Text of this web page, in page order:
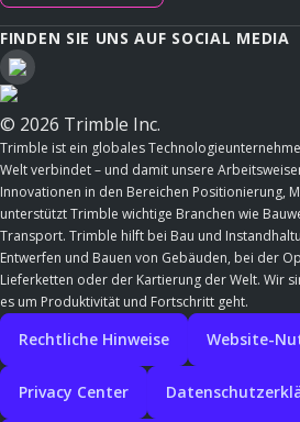
FINDEN SIE UNS AUF SOCIAL MEDIA
© 2026 Trimble Inc.
Trimble ist ein globales
Welt verbindet – und damit unsere
Innovationen in den Bereichen Positionierung,
unterstützt Trimble wichtige Branchen wie
Transport. Trimble hilft bei Bau und
Entwerfen und Bauen von Gebäuden, bei der
Lieferketten oder der Kartierung der Welt. Wir
es um Produktivität und Fortschritt geht.
Rechtliche Hinweise Website-
Privacy Center